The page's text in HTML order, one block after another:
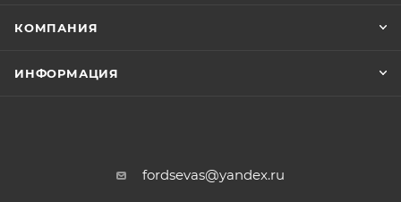
КОМПАНИЯ
ИНФОРМАЦИЯ
fordsevas@yandex.ru